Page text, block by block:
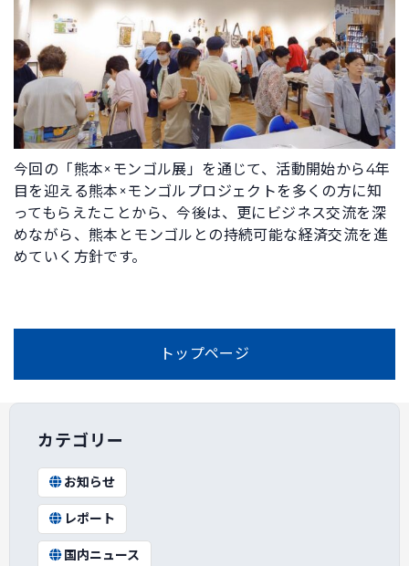
今回の「熊本×モンゴル展」を通じて、活動開始から4年
目を迎える熊本×モンゴルプロジェクトを多くの方に知
ってもらえたことから、今後は、更にビジネス交流を深
めながら、熊本とモンゴルとの持続可能な経済交流を進
めていく方針です。
トップページ
カテゴリー
お知らせ
レポート
国内ニュース